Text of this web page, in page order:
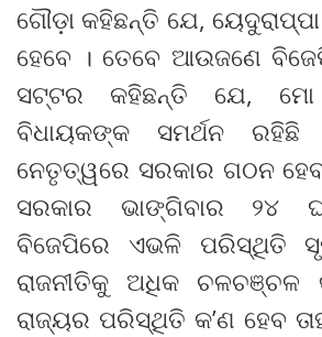
ଗୌଡ଼ା କହିଛନ୍ତି ଯେ,
ହେବେ । ତେବେ ଆଉଜଣେ
ସଟ୍ଟର କହିଛନ୍ତି ଯେ,
ବିଧାୟକଙ୍କ ସମର୍ଥନ
ନେତୃତ୍ୱରେ ସରକାର ଗଠନ ହେବ
ସରକାର ଭାଙ୍ଗିବାର ୨୪
ବିଜେପିରେ ଏଭଳି ପରିସ୍ଥିତି
ରାଜନୀତିକୁ ଅଧିକ
ରାଜ୍ୟର ପରିସ୍ଥିତି କ’ଣ ହେବ